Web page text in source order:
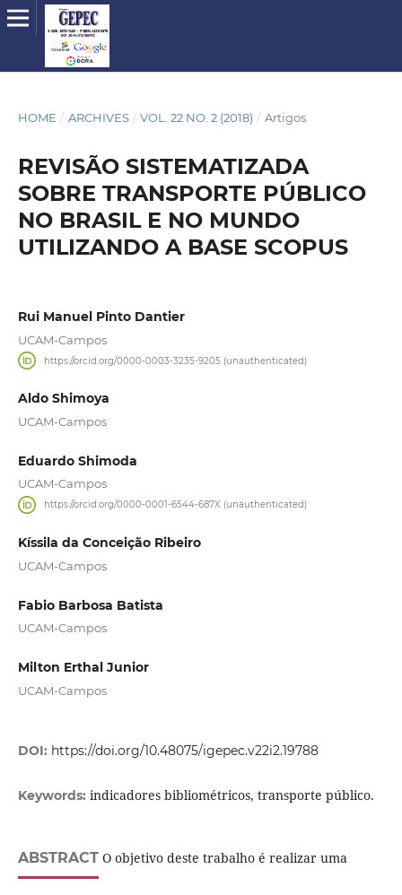
HOME / ARCHIVES / VOL. 22 NO. 2 (2018) / Artigos
REVISÃO SISTEMATIZADA
SOBRE TRANSPORTE PÚBLICO
NO BRASIL E NO MUNDO
UTILIZANDO A BASE SCOPUS
Rui Manuel Pinto Dantier
UCAM-Campos
https://orcid.org/0000-0003-3235-9205 (unauthenticated)
Aldo Shimoya
UCAM-Campos
Eduardo Shimoda
UCAM-Campos
https://orcid.org/0000-0001-6544-687X (unauthenticated)
Kíssila da Conceição Ribeiro
UCAM-Campos
Fabio Barbosa Batista
UCAM-Campos
Milton Erthal Junior
UCAM-Campos
DOI: https://doi.org/10.48075/igepec.v22i2.19788
Keywords: indicadores bibliométricos, transporte público.
ABSTRACTO objetivo deste trabalho é realizar uma